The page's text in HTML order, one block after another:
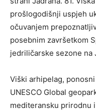
prošlogodišnji uspjeh
očuvanjem
posebnim završetkom
jedriličarske sezone na
Viški arhipelag,
UNESCO Global
mediteransku prirodnu